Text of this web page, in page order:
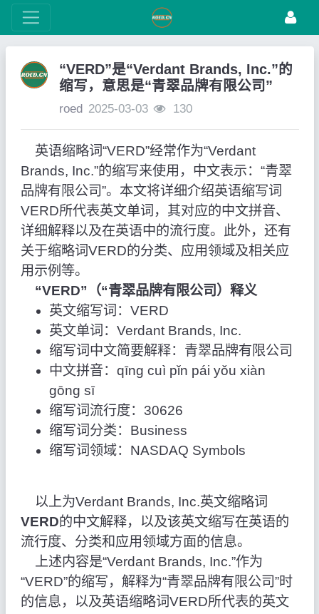
“VERD”是“Verdant Brands, Inc.”的
缩写，意思是“青翠品牌有限公司”
roed 2025-03-03 130
英语缩略词“VERD”经常作为“Verdant
Brands, Inc.”的缩写来使用，中文表示：“青翠
品牌有限公司”。本文将详细介绍英语缩写词
VERD所代表英文单词，其对应的中文拼音、
详细解释以及在英语中的流行度。此外，还有
关于缩略词VERD的分类、应用领域及相关应
用示例等。
“VERD”（“青翠品牌有限公司）释义
英文缩写词：VERD
英文单词：Verdant Brands, Inc.
缩写词中文简要解释：青翠品牌有限公司
中文拼音：qīng cuì pǐn pái yǒu xiàn
gōng sī
缩写词流行度：30626
缩写词分类：Business
缩写词领域：NASDAQ Symbols
以上为Verdant Brands, Inc.英文缩略词
VERD的中文解释，以及该英文缩写在英语的
流行度、分类和应用领域方面的信息。
上述内容是“Verdant Brands, Inc.”作为
“VERD”的缩写，解释为“青翠品牌有限公司”时
的信息，以及英语缩略词VERD所代表的英文